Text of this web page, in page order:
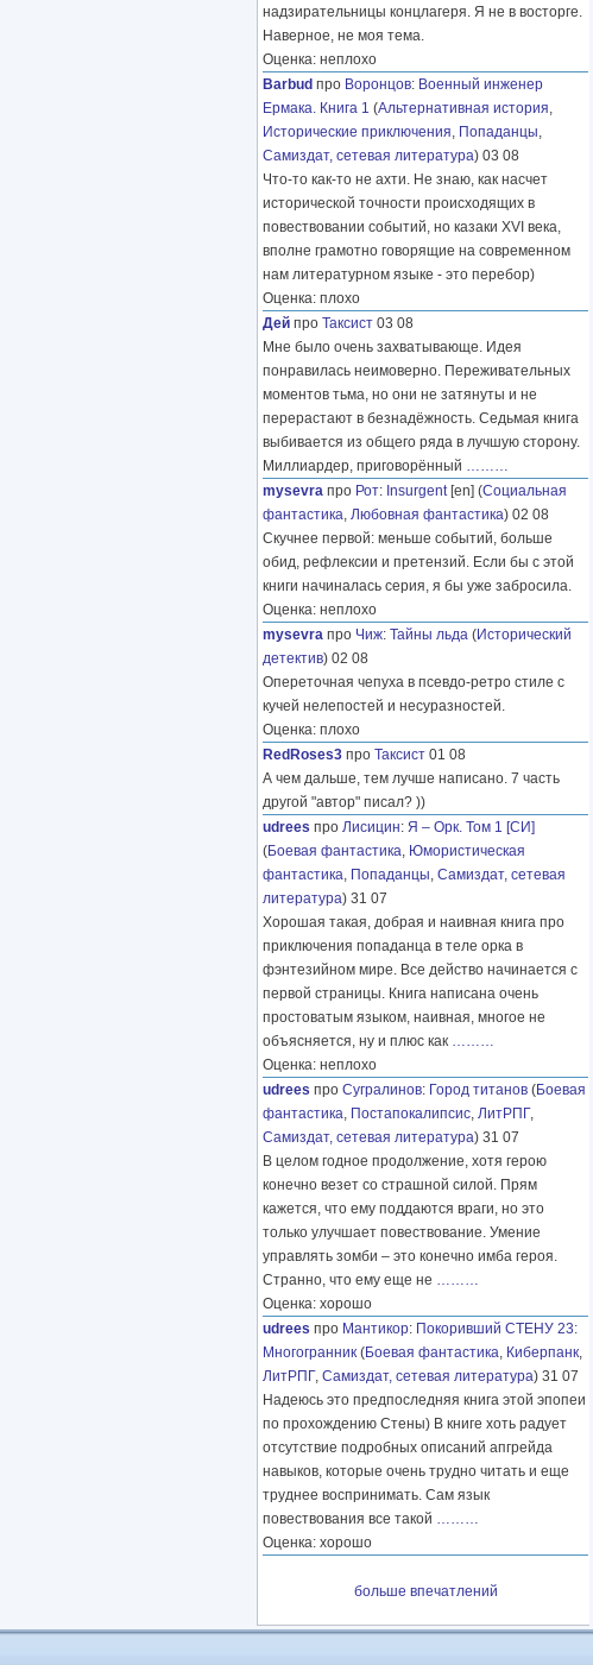
надзирательницы концлагеря. Я не в восторге.
Наверное, не моя тема.
Оценка: неплохо
Barbud про Воронцов: Военный инженер
Ермака. Книга 1 (Альтернативная история,
Исторические приключения, Попаданцы,
Самиздат, сетевая литература) 03 08
Что-то как-то не ахти. Не знаю, как насчет
исторической точности происходящих в
повествовании событий, но казаки XVI века,
вполне грамотно говорящие на современном
нам литературном языке - это перебор)
Оценка: плохо
Дей про Таксист 03 08
Мне было очень захватывающе. Идея
понравилась неимоверно. Переживательных
моментов тьма, но они не затянуты и не
перерастают в безнадёжность. Седьмая книга
выбивается из общего ряда в лучшую сторону.
Миллиардер, приговорённый ………
mysevra про Рот: Insurgent[en] (Социальная
фантастика, Любовная фантастика) 02 08
Скучнее первой: меньше событий, больше
обид, рефлексии и претензий. Если бы с этой
книги начиналась серия, я бы уже забросила.
Оценка: неплохо
mysevra про Чиж: Тайны льда (Исторический
детектив) 02 08
Опереточная чепуха в псевдо-ретро стиле с
кучей нелепостей и несуразностей.
Оценка: плохо
RedRoses3 про Таксист 01 08
А чем дальше, тем лучше написано. 7 часть
другой "автор" писал? ))
udrees про Лисицин: Я – Орк. Том 1 [СИ]
(Боевая фантастика, Юмористическая
фантастика, Попаданцы, Самиздат, сетевая
литература) 31 07
Хорошая такая, добрая и наивная книга про
приключения попаданца в теле орка в
фэнтезийном мире. Все действо начинается с
первой страницы. Книга написана очень
простоватым языком, наивная, многое не
объясняется, ну и плюс как ………
Оценка: неплохо
udrees про Сугралинов: Город титанов (Боевая
фантастика, Постапокалипсис, ЛитРПГ,
Самиздат, сетевая литература) 31 07
В целом годное продолжение, хотя герою
конечно везет со страшной силой. Прям
кажется, что ему поддаются враги, но это
только улучшает повествование. Умение
управлять зомби – это конечно имба героя.
Странно, что ему еще не ………
Оценка: хорошо
udrees про Мантикор: Покоривший СТЕНУ 23:
Многогранник (Боевая фантастика, Киберпанк,
ЛитРПГ, Самиздат, сетевая литература) 31 07
Надеюсь это предпоследняя книга этой эпопеи
по прохождению Стены) В книге хоть радует
отсутствие подробных описаний апгрейда
навыков, которые очень трудно читать и еще
труднее воспринимать. Сам язык
повествования все такой ………
Оценка: хорошо
больше впечатлений